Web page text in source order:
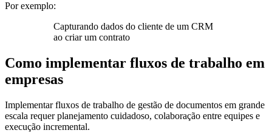
Por exemplo:
Capturando dados do cliente de um CRM
ao criar um contrato
Como implementar fluxos de trabalho em
empresas
Implementar fluxos de trabalho de gestão de documentos em grande
escala requer planejamento cuidadoso, colaboração entre equipes e
execução incremental.